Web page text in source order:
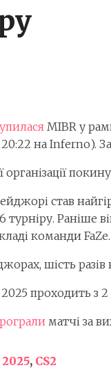
MIBR у
20:22 на Inferno).
організації
став
Раніше
команди FaZe.
шість
проходить з
матчі за
, CS2